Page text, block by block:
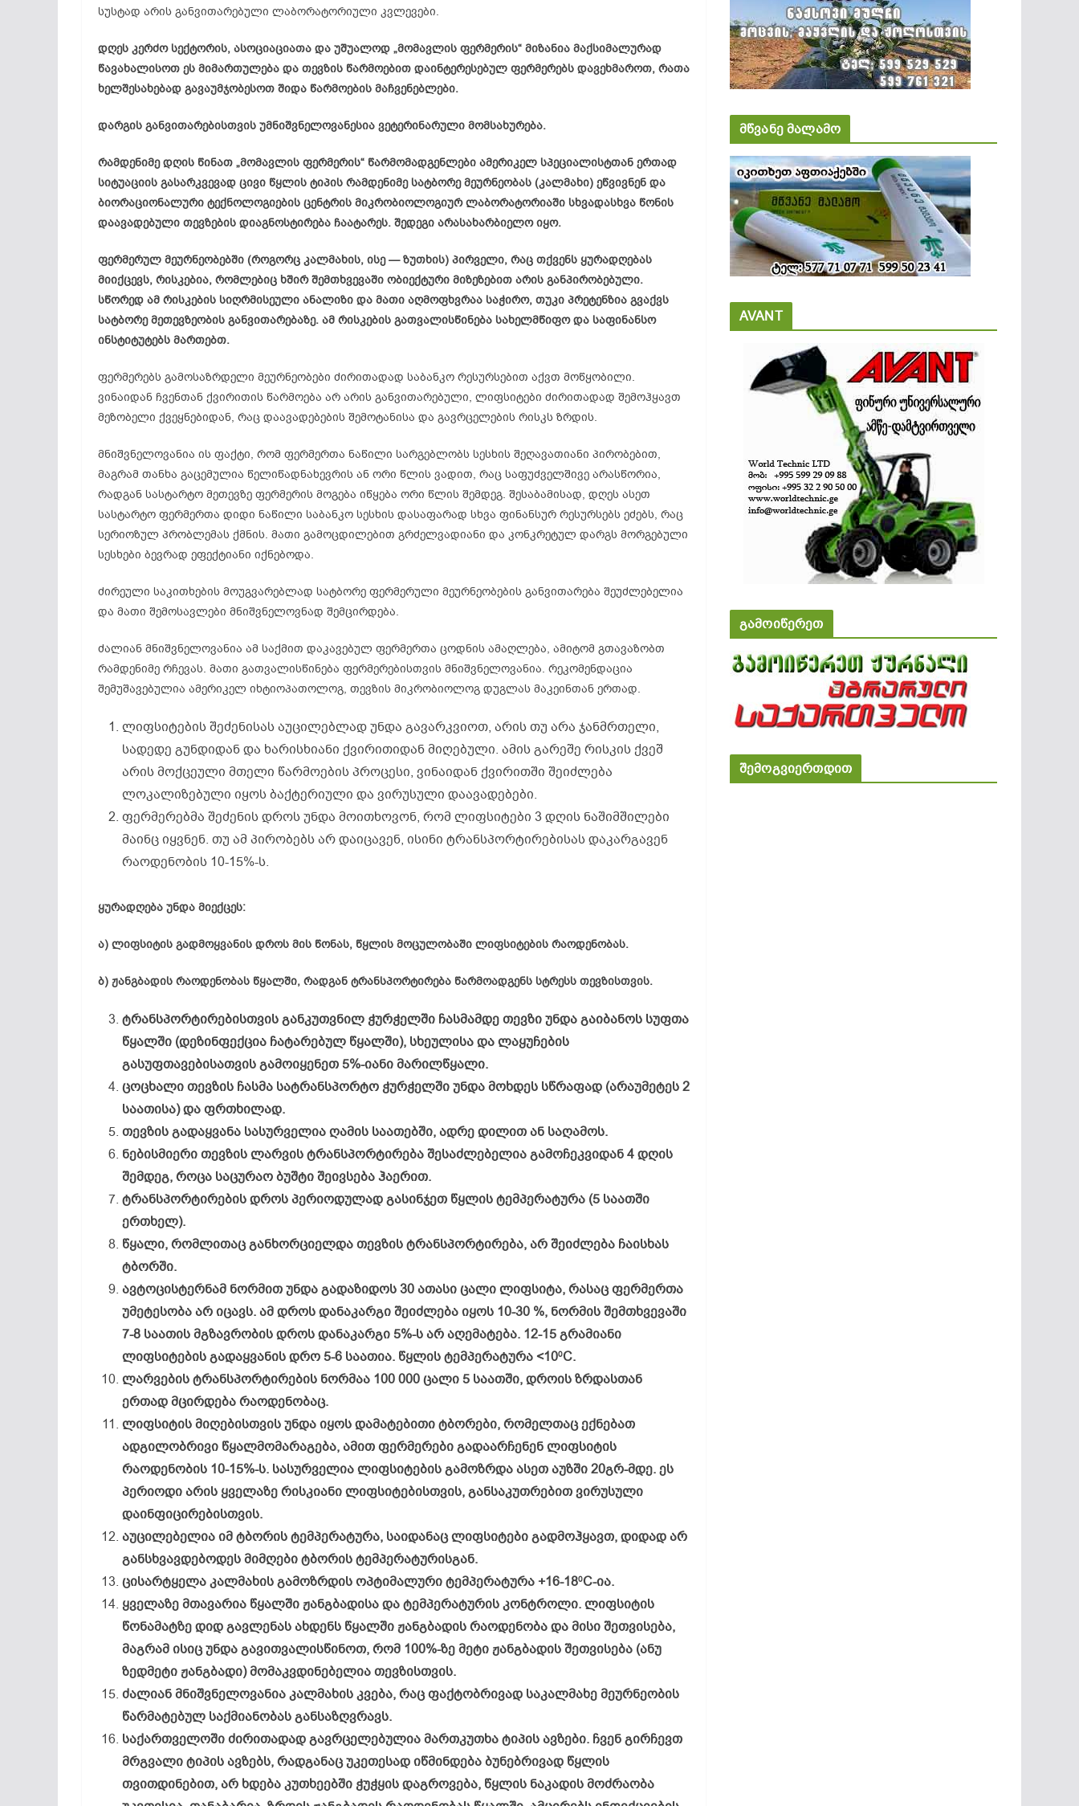
სუსტად არის განვითარებული ლაბორატორიული კვლევები.
დღეს კერძო სექტორის, ასოციაციათა და უშუალოდ „მომავლის ფერმერის“ მიზანია მაქსიმალურად
წავახალისოთ ეს მიმართულება და თევზის წარმოებით დაინტერესებულ ფერმერებს დავეხმაროთ, რათა
ხელშესახებად გავაუმჯობესოთ შიდა წარმოების მაჩვენებლები.
დარგის განვითარებისთვის უმნიშვნელოვანესია ვეტერინარული მომსახურება.
რამდენიმე დღის წინათ „მომავლის ფერმერის“ წარმომადგენლები ამერიკელ სპეციალისტთან ერთად
სიტუაციის გასარკვევად ცივი წყლის ტიპის რამდენიმე სატბორე მეურნეობას (კალმახი) ეწვივნენ და
ბიორაციონალური ტექნოლოგიების ცენტრის მიკრობიოლოგიურ ლაბორატორიაში სხვადასხვა წონის
დაავადებული თევზების დიაგნოსტირება ჩაატარეს. შედეგი არასახარბიელო იყო.
ფერმერულ მეურნეობებში (როგორც კალმახის, ისე — ზუთხის) პირველი, რაც თქვენს ყურადღებას
მიიქცევს, რისკებია, რომლებიც ხშირ შემთხვევაში ობიექტური მიზეზებით არის განპირობებული.
სწორედ ამ რისკების სიღრმისეული ანალიზი და მათი აღმოფხვრაა საჭირო, თუკი პრეტენზია გვაქვს
სატბორე მეთევზეობის განვითარებაზე. ამ რისკების გათვალისწინება სახელმწიფო და საფინანსო
ინსტიტუტებს მართებთ.
ფერმერებს გამოსაზრდელი მეურნეობები ძირითადად საბანკო რესურსებით აქვთ მოწყობილი.
ვინაიდან ჩვენთან ქვირითის წარმოება არ არის განვითარებული, ლიფსიტები ძირითადად შემოჰყავთ
მეზობელი ქვეყნებიდან, რაც დაავადებების შემოტანისა და გავრცელების რისკს ზრდის.
მნიშვნელოვანია ის ფაქტი, რომ ფერმერთა ნაწილი სარგებლობს სესხის შეღავათიანი პირობებით,
მაგრამ თანხა გაცემულია წელიწადნახევრის ან ორი წლის ვადით, რაც საფუძველშივე არასწორია,
რადგან სასტარტო მეთევზე ფერმერის მოგება იწყება ორი წლის შემდეგ. შესაბამისად, დღეს ასეთ
სასტარტო ფერმერთა დიდი ნაწილი საბანკო სესხის დასაფარად სხვა ფინანსურ რესურსებს ეძებს, რაც
სერიოზულ პრობლემას ქმნის. მათი გამოცდილებით გრძელვადიანი და კონკრეტულ დარგს მორგებული
სესხები ბევრად ეფექტიანი იქნებოდა.
ძირეული საკითხების მოუგვარებლად სატბორე ფერმერული მეურნეობების განვითარება შეუძლებელია
და მათი შემოსავლები მნიშვნელოვნად შემცირდება.
ძალიან მნიშვნელოვანია ამ საქმით დაკავებულ ფერმერთა ცოდნის ამაღლება, ამიტომ გთავაზობთ
რამდენიმე რჩევას. მათი გათვალისწინება ფერმერებისთვის მნიშვნელოვანია. რეკომენდაცია
შემუშავებულია ამერიკელ იხტიოპათოლოგ, თევზის მიკრობიოლოგ დუგლას მაკეინთან ერთად.
ლიფსიტების შეძენისას აუცილებლად უნდა გავარკვიოთ, არის თუ არა ჯანმრთელი,
სადედე გუნდიდან და ხარისხიანი ქვირითიდან მიღებული. ამის გარეშე რისკის ქვეშ
არის მოქცეული მთელი წარმოების პროცესი, ვინაიდან ქვირითში შეიძლება
ლოკალიზებული იყოს ბაქტერიული და ვირუსული დაავადებები.
ფერმერებმა შეძენის დროს უნდა მოითხოვონ, რომ ლიფსიტები 3 დღის ნაშიმშილები
მაინც იყვნენ. თუ ამ პირობებს არ დაიცავენ, ისინი ტრანსპორტირებისას დაკარგავენ
რაოდენობის 10-15%-ს.
ყურადღება უნდა მიექცეს:
ა) ლიფსიტის გადმოყვანის დროს მის წონას, წყლის მოცულობაში ლიფსიტების რაოდენობას.
ბ) ჟანგბადის რაოდენობას წყალში, რადგან ტრანსპორტირება წარმოადგენს სტრესს თევზისთვის.
ტრანსპორტირებისთვის განკუთვნილ ჭურჭელში ჩასმამდე თევზი უნდა გაიბანოს სუფთა
წყალში (დეზინფექცია ჩატარებულ წყალში), სხეულისა და ლაყუჩების
გასუფთავებისათვის გამოიყენეთ 5%-იანი მარილწყალი.
ცოცხალი თევზის ჩასმა სატრანსპორტო ჭურჭელში უნდა მოხდეს სწრაფად (არაუმეტეს 2
საათისა) და ფრთხილად.
თევზის გადაყვანა სასურველია ღამის საათებში, ადრე დილით ან საღამოს.
ნებისმიერი თევზის ლარვის ტრანსპორტირება შესაძლებელია გამოჩეკვიდან 4 დღის
შემდეგ, როცა საცურაო ბუშტი შეივსება ჰაერით.
ტრანსპორტირების დროს პერიოდულად გასინჯეთ წყლის ტემპერატურა (5 საათში
ერთხელ).
წყალი, რომლითაც განხორციელდა თევზის ტრანსპორტირება, არ შეიძლება ჩაისხას
ტბორში.
ავტოცისტერნამ ნორმით უნდა გადაზიდოს 30 ათასი ცალი ლიფსიტა, რასაც ფერმერთა
უმეტესობა არ იცავს. ამ დროს დანაკარგი შეიძლება იყოს 10-30 %, ნორმის შემთხვევაში
7-8 საათის მგზავრობის დროს დანაკარგი 5%-ს არ აღემატება. 12-15 გრამიანი
ლიფსიტების გადაყვანის დრო 5-6 საათია. წყლის ტემპერატურა <100C.
ლარვების ტრანსპორტირების ნორმაა 100 000 ცალი 5 საათში, დროის ზრდასთან
ერთად მცირდება რაოდენობაც.
ლიფსიტის მიღებისთვის უნდა იყოს დამატებითი ტბორები, რომელთაც ექნებათ
ადგილობრივი წყალმომარაგება, ამით ფერმერები გადაარჩენენ ლიფსიტის
რაოდენობის 10-15%-ს. სასურველია ლიფსიტების გამოზრდა ასეთ აუზში 20გრ-მდე. ეს
პერიოდი არის ყველაზე რისკიანი ლიფსიტებისთვის, განსაკუთრებით ვირუსული
დაინფიცირებისთვის.
აუცილებელია იმ ტბორის ტემპერატურა, საიდანაც ლიფსიტები გადმოჰყავთ, დიდად არ
განსხვავდებოდეს მიმღები ტბორის ტემპერატურისგან.
ცისარტყელა კალმახის გამოზრდის ოპტიმალური ტემპერატურა +16-180C-ია.
ყველაზე მთავარია წყალში ჟანგბადისა და ტემპერატურის კონტროლი. ლიფსიტის
წონამატზე დიდ გავლენას ახდენს წყალში ჟანგბადის რაოდენობა და მისი შეთვისება,
მაგრამ ისიც უნდა გავითვალისწინოთ, რომ 100%-ზე მეტი ჟანგბადის შეთვისება (ანუ
ზედმეტი ჟანგბადი) მომაკვდინებელია თევზისთვის.
ძალიან მნიშვნელოვანია კალმახის კვება, რაც ფაქტობრივად საკალმახე მეურნეობის
წარმატებულ საქმიანობას განსაზღვრავს.
საქართველოში ძირითადად გავრცელებულია მართკუთხა ტიპის ავზები. ჩვენ გირჩევთ
მრგვალი ტიპის ავზებს, რადგანაც უკეთესად იწმინდება ბუნებრივად წყლის
თვითდინებით, არ ხდება კუთხეებში ჭუჭყის დაგროვება, წყლის ნაკადის მოძრაობა
მწვანე მალამო
AVANT
გამოიწერეთ
შემოგვიერთდით